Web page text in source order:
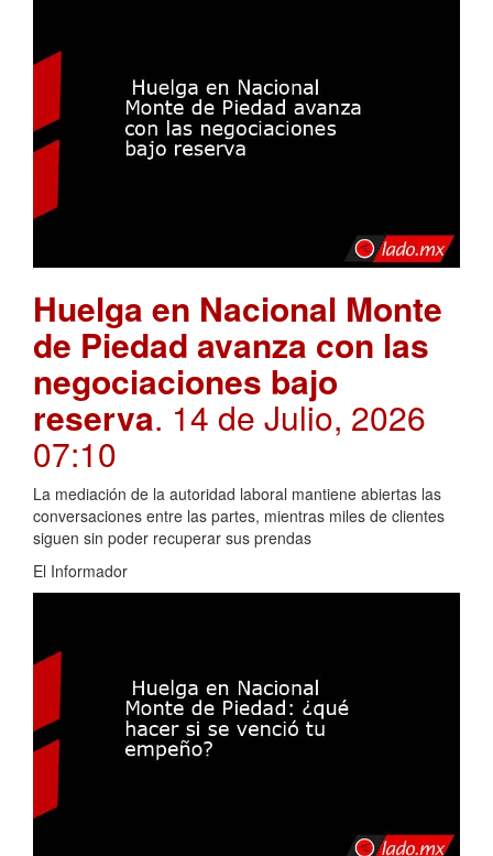
Huelga en Nacional Monte
de Piedad avanza con las
negociaciones bajo
reserva. 14 de Julio, 2026
07:10
La mediación de la autoridad laboral mantiene abiertas las
conversaciones entre las partes, mientras miles de clientes
siguen sin poder recuperar sus prendas
El Informador